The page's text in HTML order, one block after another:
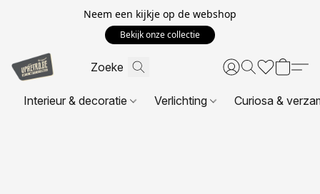
Neem een kijkje op de webshop
Bekijk onze collectie
Interieur & decoratie Verlichting Curiosa &